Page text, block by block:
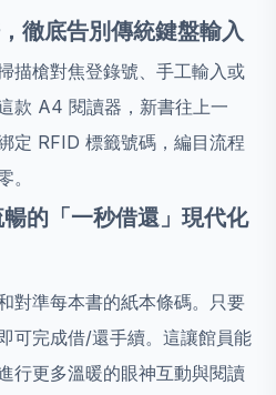
徹底告別傳統鍵盤輸入
描槍對焦登錄號、手工輸入或
款 A4 閱讀器，新書往上一
定 RFID 標籤號碼，編目流程
。
的「一秒借還」現代化
對準每本書的紙本條碼。只要
可完成借/還手續。這讓館員能
行更多溫暖的眼神互動與閱讀